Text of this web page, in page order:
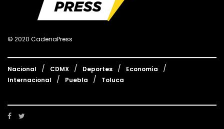
© 2020 CadenaPress
Nacional CDMX Deportes
Economía
Internacional
Puebla Toluca